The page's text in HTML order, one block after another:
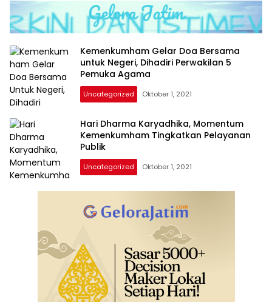
Kemenkumham Gelar Doa Bersama
untuk Negeri, Dihadiri Perwakilan 5
Pemuka Agama
Uncategorized Oktober 1, 2021
Hari Dharma Karyadhika, Momentum
Kemenkumham Tingkatkan Pelayanan
Publik
Uncategorized Oktober 1, 2021